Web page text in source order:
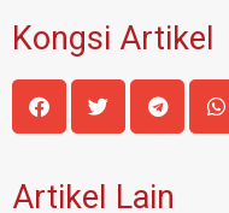
Kongsi Artikel
Artikel Lain